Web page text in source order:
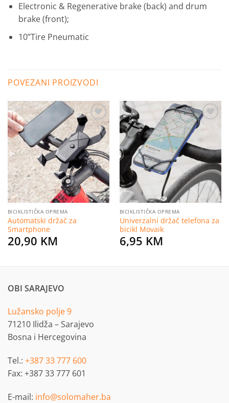
Electronic & Regenerative brake (back) and drum
brake (front);
10”Tire Pneumatic
POVEZANI PROIZVODI
Dodaj
na
listu
želja
BICIKLISTIČKA OPREMA
Automatski držač za
Smartphone
20,90 KM
Dodaj
želja
BICIKLISTIČKA OPREMA
Univerzalni držač telefona za
bicikl Movaik
6,95 KM
OBI SARAJEVO
Lužansko polje 9
71210 Ilidža – Sarajevo
Bosna i Hercegovina
Tel.: +387 33 777 600
Fax: +387 33 777 601
E-mail: info@solomaher.ba